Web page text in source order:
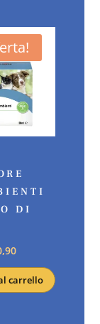
DI
Il
prezzo
attuale
carrello